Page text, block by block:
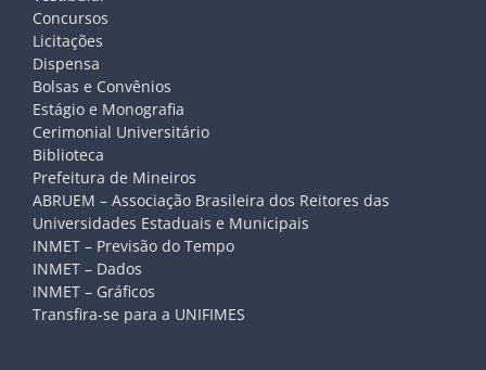
Concursos
Licitações
Dispensa
Bolsas e Convênios
Estágio e Monografia
Cerimonial Universitário
Biblioteca
Prefeitura de Mineiros
ABRUEM – Associação Brasileira dos Reitores das
Universidades Estaduais e Municipais
INMET – Previsão do Tempo
INMET – Dados
INMET – Gráficos
Transfira-se para a UNIFIMES